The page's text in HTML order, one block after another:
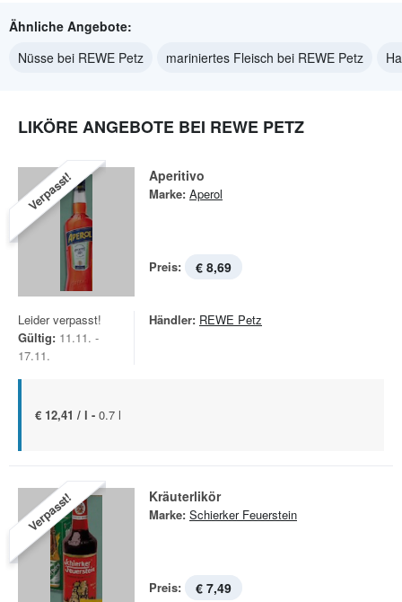
Ähnliche Angebote:
Nüsse bei REWE Petz
mariniertes Fleisch bei REWE Petz
LIKÖRE ANGEBOTE BEI REWE PETZ
Verpasst! Aperitivo
Marke: Aperol
Preis: € 8,69
Leider verpasst!
Gültig: 11.11. -
17.11.
Händler: REWE Petz
€ 12,41 / l - 0.7 l
Verpasst! Kräuterlikör
Marke: Schierker Feuerstein
Preis: € 7,49